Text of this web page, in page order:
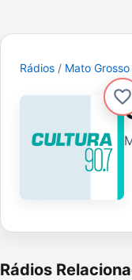
Rádios Mato Grosso
Rádios